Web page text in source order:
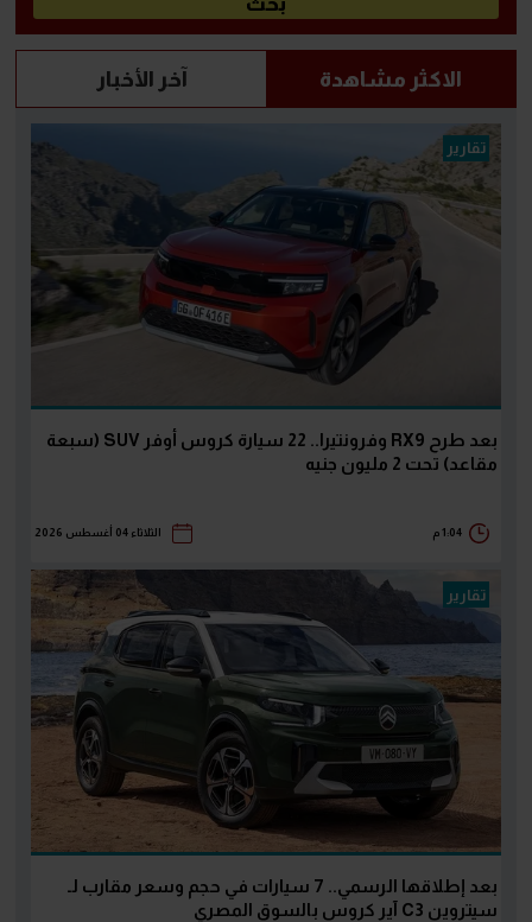
الاكثر مشاهدة آخر الأخبار
تقارير
بعد طرح RX9 وفرونتيرا.. 22 سيارة كروس أوفر SUV (سبعة
مقاعد) تحت 2 مليون جنيه
1:04 م الثلاثاء 04 أغسطس 2026
تقارير
بعد إطلاقها الرسمي.. 7 سيارات في حجم وسعر مقارب لـ
سيتروين C3 آير كروس بالسوق المصري